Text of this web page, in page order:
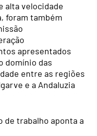
alta velocidade
foram também
apresentados
domínio das
entre as regiões
e a Andaluzia
de trabalho aponta a